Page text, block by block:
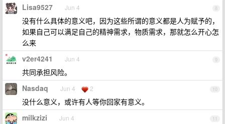
8
Lisa9527 Jun 4
没有什么具体的意义吧，因为这些所谓的意义都是人为赋予的，
如果自己可以满足自己的精神需求，物质需求，那就怎么开心怎
么来
9
v2er4241 Jun 4
共同承担风险。
10
Nasdaq Jun 4 2
没什么意义，或许有人等你回家有意义。
11
milkzizi Jun 4